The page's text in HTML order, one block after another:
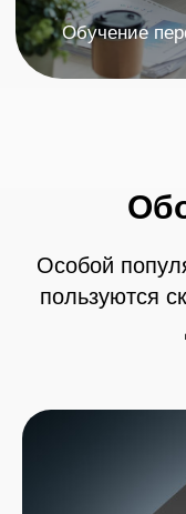
Особой
пользуются
Мы уверены в